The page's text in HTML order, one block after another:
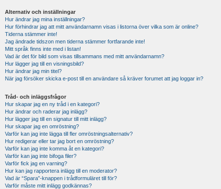
Alternativ och inställningar
Hur ändrar jag mina inställningar?
Hur förhindrar jag att mitt användarnamn visas i listorna över vilka som är online?
Tiderna stämmer inte!
Jag ändrade tidszon men tiderna stämmer fortfarande inte!
Mitt språk finns inte med i listan!
Vad är det för bild som visas tillsammans med mitt användarnamn?
Hur lägger jag till en visningsbild?
Hur ändrar jag min titel?
När jag försöker skicka e-post till en användare så kräver forumet att jag loggar in?
Tråd- och inläggsfrågor
Hur skapar jag en ny tråd i en kategori?
Hur ändrar och raderar jag inlägg?
Hur lägger jag till en signatur till mitt inlägg?
Hur skapar jag en omröstning?
Varför kan jag inte lägga till fler omröstningsalternativ?
Hur redigerar eller tar jag bort en omröstning?
Varför kan jag inte komma åt en kategori?
Varför kan jag inte bifoga filer?
Varför fick jag en varning?
Hur kan jag rapportera inlägg till en moderator?
Vad är “Spara”-knappen i trådformuläret till för?
Varför måste mitt inlägg godkännas?